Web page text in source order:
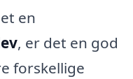
en
, er det en god
forskellige